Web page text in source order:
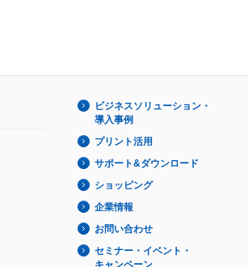
ビジネスソリューション・
導入事例
プリント活用
サポート&ダウンロード
ショッピング
企業情報
お問い合わせ
セミナー・イベント・